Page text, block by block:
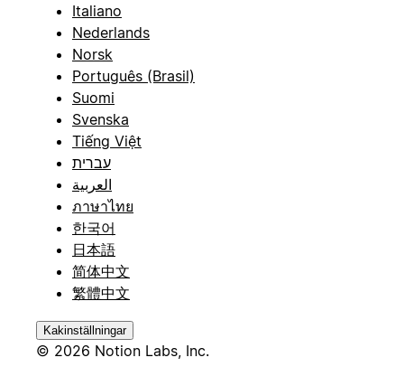
Italiano
Nederlands
Norsk
Português (Brasil)
Suomi
Svenska
Tiếng Việt
עברית
العربية
ภาษาไทย
한국어
日本語
简体中文
繁體中文
Kakinställningar
© 2026 Notion Labs, Inc.